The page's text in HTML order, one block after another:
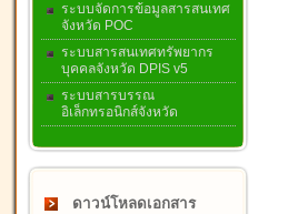
ระบบจัดการข้อมูลสารสนเทศ
จังหวัด POC
ระบบสารสนเทศทรัพยากร
บุคคลจังหวัด DPIS v5
ระบบสารบรรณ
อิเล็กทรอนิกส์จังหวัด
ดาวน์โหลดเอกสาร